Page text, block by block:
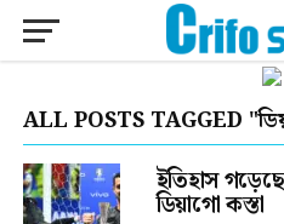
ALL POSTS TAGGED
ইতিহাস
ডিয়াগো কস্তা